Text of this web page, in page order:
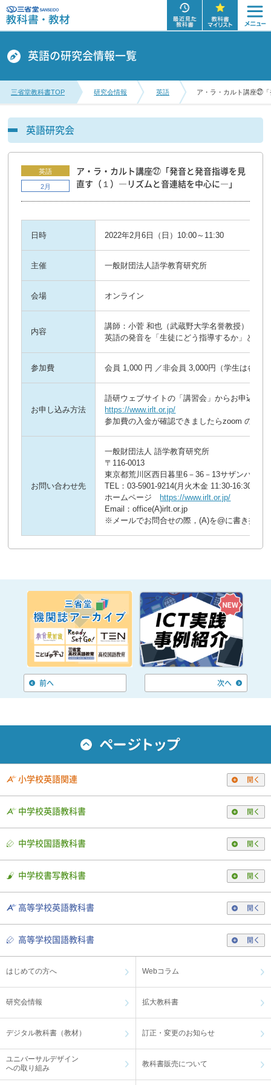
英語の研究会情報一覧
三省堂教科書TOP 研究会情報 英語 ア・ラ・カルト講座㉗
英語研究会
英語
2月
ア・ラ・カルト講座㉗「発音と発音指導を見
直す（１）―リズムと音連結を中心に―」
日時 2022年2月6日（日）10:00～11:30
主催 一般財団法人語学教育研究所
会場 オンライン
内容
講師：小菅 和也（武蔵野大学名誉教授）（
英語の発音を「生徒にどう指導するか」とい
参加費 会員 1,000 円 ／非会員 3,000円（学生は各半
お申し込み方法
語研ウェブサイトの「講習会」からお申込み
https://www.irlt.or.jp/
参加費の入金が確認できましたらzoom のミ
お問い合わせ先
一般財団法人 語学教育研究所
〒116-0013
東京都荒川区西日暮里6－36－13サザンパレス
TEL：03-5901-9214(月火木金 11:30-16:30)
ホームページ
https://www.irlt.or.jp/
Email：office(A)irlt.or.jp
※メールでお問合せの際，(A)を@に書き換え
前へ 次へ
小学校英語関連 開く
中学校英語教科書 開く
中学校国語教科書 開く
中学校書写教科書 開く
高等学校英語教科書 開く
高等学校国語教科書 開く
はじめての方へ Webコラム
研究会情報 拡大教科書
デジタル教科書（教材） 訂正・変更のお知らせ
ユニバーサルデザイン
への取り組み
教科書販売について